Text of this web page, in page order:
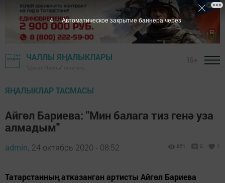
ЧАЛЛЫ ЯҢАЛЫКЛАРЫ
ЯҢАЛЫКЛАР ТАСМАСЫ
Айгөл Бариева: "Мин балага тиз генә уза
алмадым"
admin, 24 октябрь 2020 - 08:52 851 0 1
Татарстанның атказанган артисты Айгөл Бариева
3 Автоматическое закрытие баннера через